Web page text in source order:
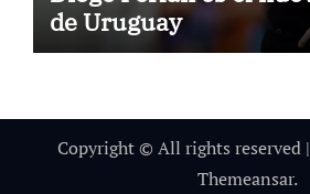
de Uruguay
Copyright © All rights reserved |
Themeansar.